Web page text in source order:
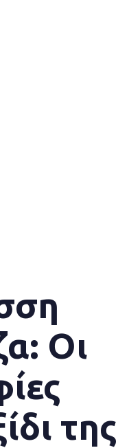
Οι
της